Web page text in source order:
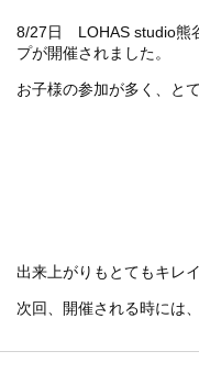
8/27日 LOHAS studio熊
プが開催されました。
お子様の参加が多く、と
出来上がりもとてもキレ
次回、開催される時には